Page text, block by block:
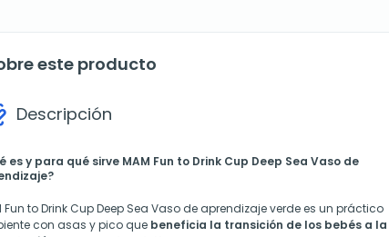
este producto
Descripción
es y para qué sirve MAM Fun to Drink Cup Deep Sea Vaso de
Fun to Drink Cup Deep Sea Vaso de aprendizaje verde es un práctico
con asas y pico que beneficia la transición de los bebés a la